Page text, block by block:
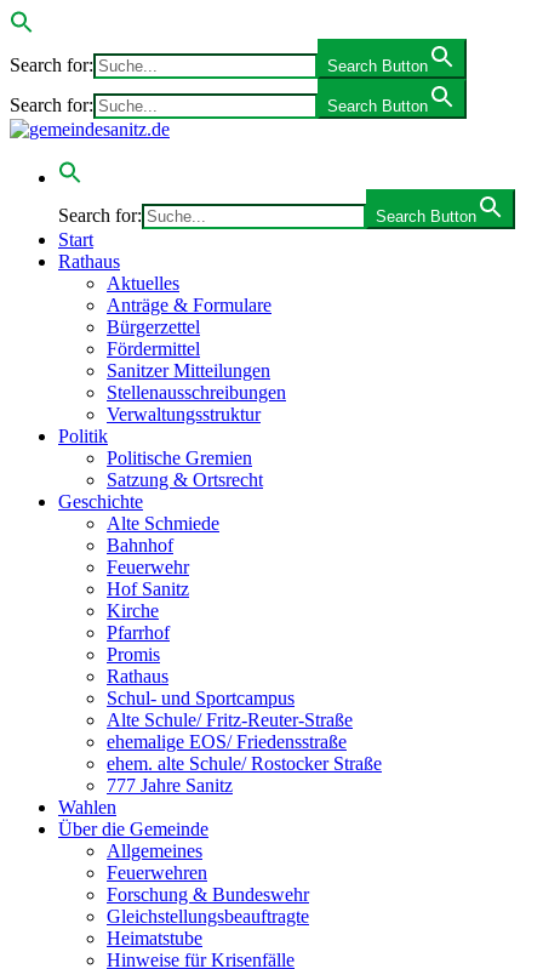
Search for: Search Button
Search for: Search Button
Search for: Search Button
Start
Rathaus
Aktuelles
Anträge & Formulare
Bürgerzettel
Fördermittel
Sanitzer Mitteilungen
Stellenausschreibungen
Verwaltungsstruktur
Politik
Politische Gremien
Satzung & Ortsrecht
Geschichte
Alte Schmiede
Bahnhof
Feuerwehr
Hof Sanitz
Kirche
Pfarrhof
Promis
Rathaus
Schul- und Sportcampus
Alte Schule/ Fritz-Reuter-Straße
ehemalige EOS/ Friedensstraße
ehem. alte Schule/ Rostocker Straße
777 Jahre Sanitz
Wahlen
Über die Gemeinde
Allgemeines
Feuerwehren
Forschung & Bundeswehr
Gleichstellungsbeauftragte
Heimatstube
Hinweise für Krisenfälle